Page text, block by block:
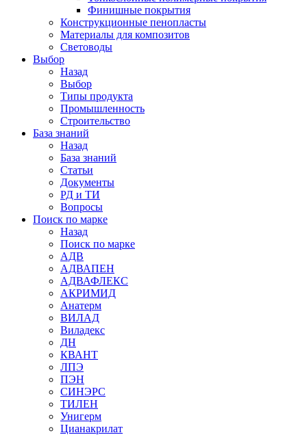
Финишные покрытия
Конструкционные пенопласты
Материалы для композитов
Световоды
Выбор
Назад
Выбор
Типы продукта
Промышленность
Строительство
База знаний
Назад
База знаний
Статьи
Документы
РД и ТИ
Вопросы
Поиск по марке
Назад
Поиск по марке
АДВ
АДВАПЕН
АДВАФЛЕКС
АКРИМИД
Анатерм
ВИЛАД
Виладекс
ДН
КВАНТ
ЛПЭ
ПЭН
СИНЭРС
ТИЛЕН
Унигерм
Цианакрилат